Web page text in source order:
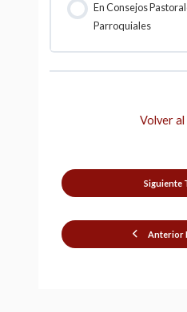
En Consejos
Parroquiales
Anterior
Volver
Siguiente